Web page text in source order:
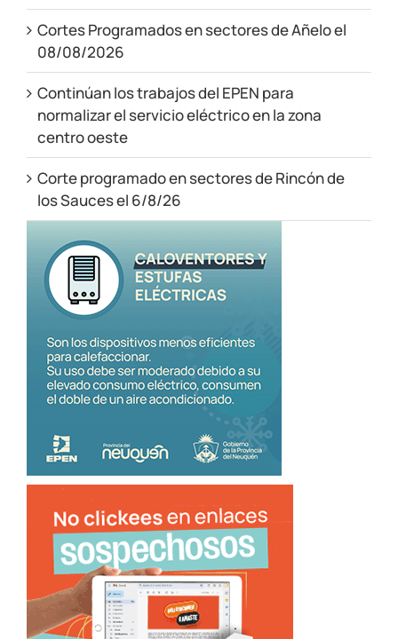
Cortes Programados en sectores de Añelo el
08/08/2026
Continúan los trabajos del EPEN para
normalizar el servicio eléctrico en la zona
centro oeste
Corte programado en sectores de Rincón de
los Sauces el 6/8/26